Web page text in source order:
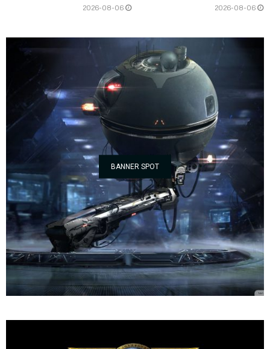
2026-08-06
2026-08-06
BANNER SPOT